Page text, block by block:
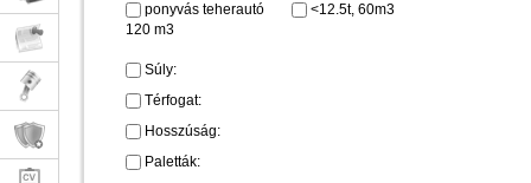
ponyvás teherautó
120 m3
<12.5t, 60m3
Súly:
Térfogat:
Hosszúság:
Paletták: